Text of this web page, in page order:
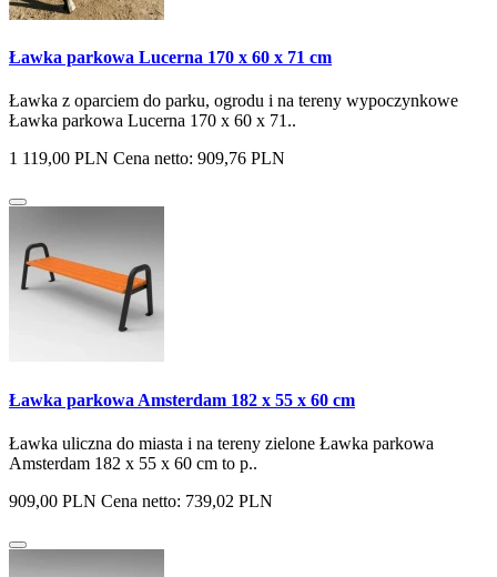
Ławka parkowa Lucerna 170 x 60 x 71 cm
Ławka z oparciem do parku, ogrodu i na tereny wypoczynkowe
Ławka parkowa Lucerna 170 x 60 x 71..
1 119,00 PLN Cena netto: 909,76 PLN
Ławka parkowa Amsterdam 182 x 55 x 60 cm
Ławka uliczna do miasta i na tereny zielone Ławka parkowa
Amsterdam 182 x 55 x 60 cm to p..
909,00 PLN Cena netto: 739,02 PLN